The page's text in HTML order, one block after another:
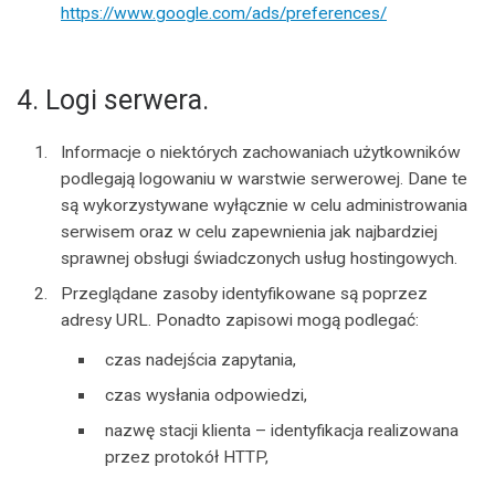
https://www.google.com/ads/preferences/
4. Logi serwera.
Informacje o niektórych zachowaniach użytkowników
podlegają logowaniu w warstwie serwerowej. Dane te
są wykorzystywane wyłącznie w celu administrowania
serwisem oraz w celu zapewnienia jak najbardziej
sprawnej obsługi świadczonych usług hostingowych.
Przeglądane zasoby identyfikowane są poprzez
adresy URL. Ponadto zapisowi mogą podlegać:
czas nadejścia zapytania,
czas wysłania odpowiedzi,
nazwę stacji klienta – identyfikacja realizowana
przez protokół HTTP,